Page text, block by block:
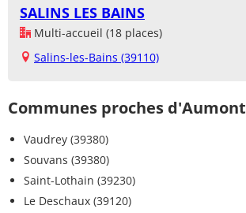
SALINS LES BAINS
Multi-accueil (18 places)
Salins-les-Bains (39110)
Communes proches d'Aumont
Vaudrey (39380)
Souvans (39380)
Saint-Lothain (39230)
Le Deschaux (39120)